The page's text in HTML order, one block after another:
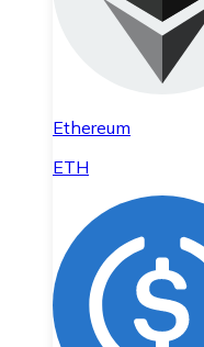
Ethereum
ETH